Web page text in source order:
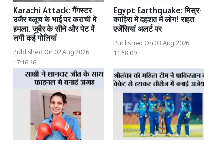
Karachi Attack: गैंगस्टर
उजैर बलूच के भाई पर कराची में
हमला, जुबैर के सीने और पेट में
लगी कई गोलियां
Published On 02 Aug 2026
17:16:26
Egypt Earthquake: मिस्र-
काहिरा में दहशत में लोग! राहत
एजेंसियां अलर्ट पर
Published On 03 Aug 2026
11:58:09